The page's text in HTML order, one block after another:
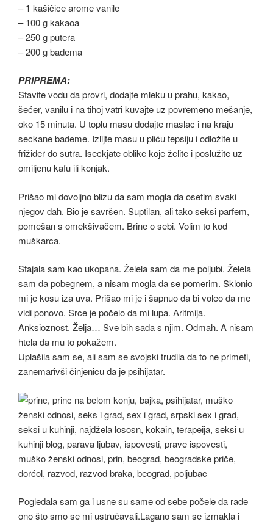
– 1 kašičice arome vanile
– 100 g kakaoa
– 250 g putera
– 200 g badema
PRIPREMA:
Stavite vodu da provri, dodajte mleku u prahu, kakao,
šećer, vanilu i na tihoj vatri kuvajte uz povremeno mešanje,
oko 15 minuta. U toplu masu dodajte maslac i na kraju
seckane bademe. Izlijte masu u pliću tepsiju i odložite u
frižider do sutra. Iseckjate oblike koje želite i poslužite uz
omiljenu kafu ili konjak.
Prišao mi dovoljno blizu da sam mogla da osetim svaki
njegov dah. Bio je savršen. Suptilan, ali tako seksi parfem,
pomešan s omekšivačem. Brine o sebi. Volim to kod
muškarca.
Stajala sam kao ukopana. Želela sam da me poljubi. Želela
sam da pobegnem, a nisam mogla da se pomerim. Sklonio
mi je kosu iza uva. Prišao mi je i šapnuo da bi voleo da me
vidi ponovo. Srce je počelo da mi lupa. Aritmija.
Anksioznost. Želja… Sve bih sada s njim. Odmah. A nisam
htela da mu to pokažem.
Uplašila sam se, ali sam se svojski trudila da to ne primeti,
zanemarivši činjenicu da je psihijatar.
Pogledala sam ga i usne su same od sebe počele da rade
ono što smo se mi ustručavali.Lagano sam se izmakla i